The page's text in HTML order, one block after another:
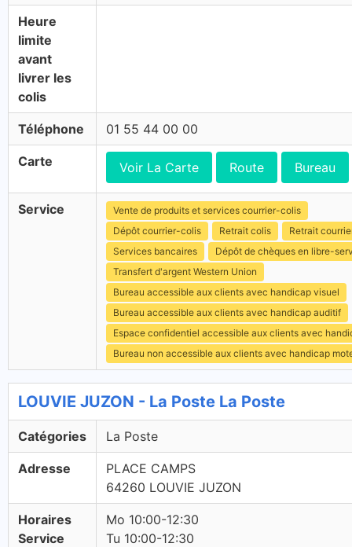
Heure
limite
avant
livrer les
colis
Téléphone 01 55 44 00 00
Carte Voir La Carte Route Bureau
Service
Vente de produits et services courrier-colis
Dépôt courrier-colis
Retrait colis
Retrait
Services bancaires
Dépôt de chèques en libre-
Transfert d'argent Western Union
Bureau accessible aux clients avec handicap visuel
Bureau accessible aux clients avec handicap auditif
Espace confidentiel accessible aux clients avec
Bureau non accessible aux clients avec handicap
LOUVIE JUZON - La Poste La Poste
Catégories La Poste
Adresse
PLACE CAMPS
64260 LOUVIE JUZON
Horaires
Service
Mo 10:00-12:30
Tu 10:00-12:30